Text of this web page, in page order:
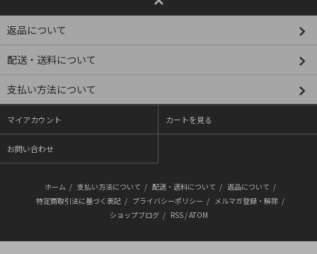
返品について
配送・送料について
支払い方法について
マイアカウント カートを見る
お問い合わせ
ホーム / 支払い方法について / 配送・送料について / 返品について /
特定商取引法に基づく表記 / プライバシーポリシー / メルマガ登録・解除 /
ショップブログ / RSS/ATOM